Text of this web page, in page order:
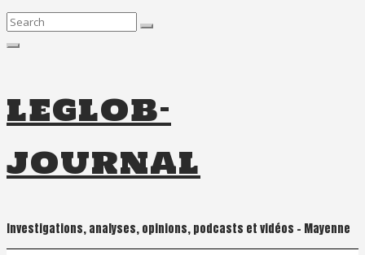
Search
leglob-
journal
Investigations, analyses, opinions, podcasts et vidéos – Mayenne